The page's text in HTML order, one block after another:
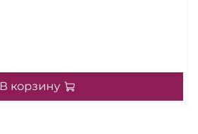
В корзину